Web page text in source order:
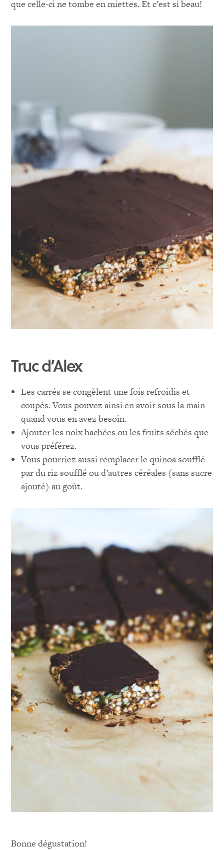
que celle-ci ne tombe en miettes. Et c’est si beau!
Truc d’Alex
Les carrés se congèlent une fois refroidis et
coupés. Vous pouvez ainsi en avoir sous la main
quand vous en avez besoin.
Ajouter les noix hachées ou les fruits séchés que
vous préférez.
Vous pourriez aussi remplacer le quinoa soufflé
par du riz soufflé ou d’autres céréales (sans sucre
ajouté) au goût.
Bonne dégustation!